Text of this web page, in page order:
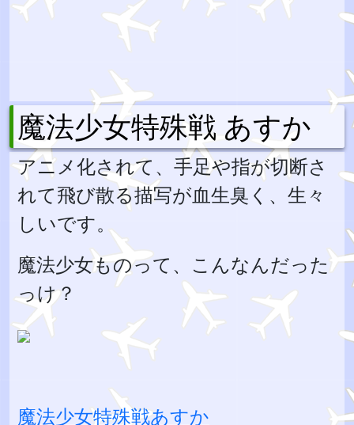
魔法少女特殊戦 あすか
アニメ化されて、手足や指が切断さ
れて飛び散る描写が血生臭く、生々
しいです。
魔法少女ものって、こんなんだった
っけ？
魔法少女特殊戦あすか